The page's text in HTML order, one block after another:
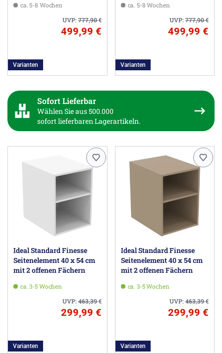
ca. 5-8 Wochen
UVP:777,90€
499,99 €
Varianten
ca. 5-8 Wochen
UVP:777,90€
499,99 €
Varianten
Sofort Lieferbar
Wählen Sie aus 500.000
sofort lieferbaren Lagerartikeln.
Ideal Standard Finesse
Seitenelement 40 x 54 cm
mit 2 offenen Fächern
ca. 3-5 Wochen
UVP:463,39€
299,99 €
Varianten
Ideal Standard Finesse
Seitenelement 40 x 54 cm
mit 2 offenen Fächern
ca. 3-5 Wochen
UVP:463,39€
299,99 €
Varianten